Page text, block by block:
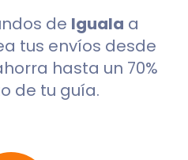
de Iguala a
tus envíos desde
hasta un 70%
de tu guía.